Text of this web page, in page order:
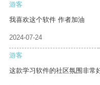
游客
我喜欢这个软件 作者加油
2024-07-24
游客
这款学习软件的社区氛围非常